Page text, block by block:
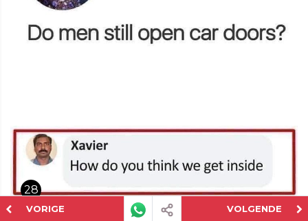
28
VORIGE VOLGENDE